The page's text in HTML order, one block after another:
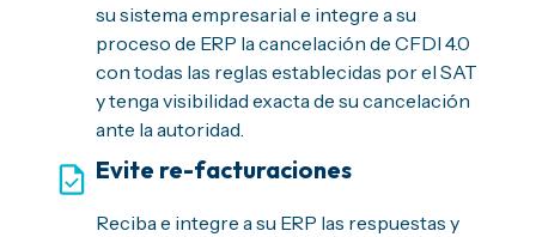
su sistema empresarial e integre a su
proceso de ERP la cancelación de CFDI 4.0
con todas las reglas establecidas por el SAT
y tenga visibilidad exacta de su cancelación
ante la autoridad.
Evite re-facturaciones
Reciba e integre a su ERP las respuestas y